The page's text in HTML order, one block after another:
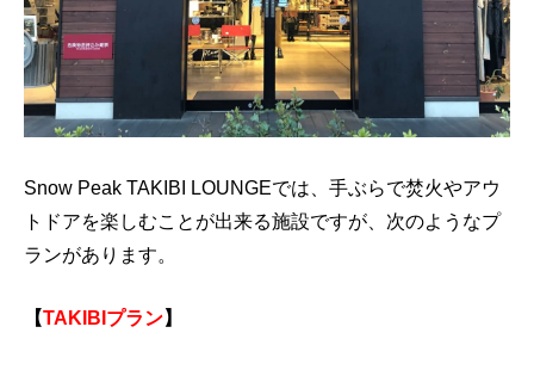
Snow Peak TAKIBI LOUNGEでは、手ぶらで焚火やアウ
トドアを楽しむことが出来る施設ですが、次のようなプ
ランがあります。
【TAKIBIプラン】